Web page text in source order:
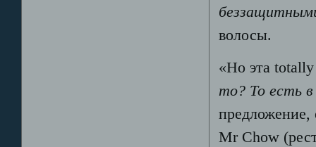
волосы.
«Но эта
то? То есть в
предложение,
Mr Chow